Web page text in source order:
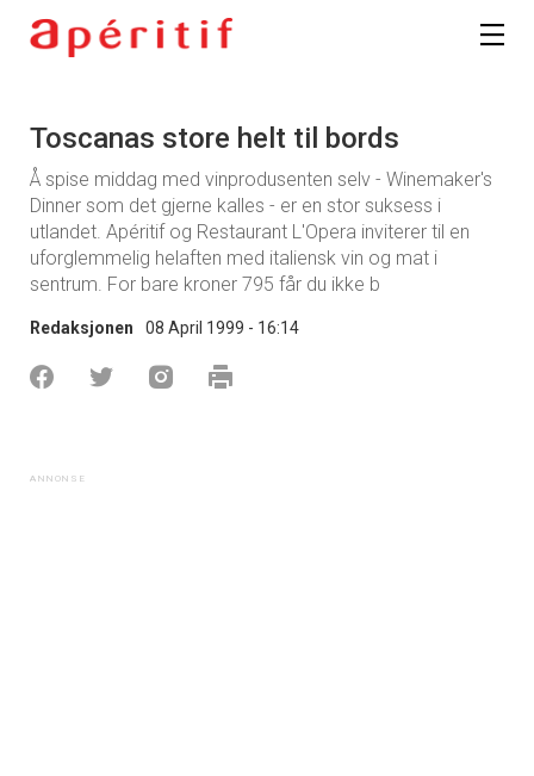
Toscanas store helt til bords
Å spise middag med vinprodusenten selv - Winemaker's
Dinner som det gjerne kalles - er en stor suksess i
utlandet. Apéritif og Restaurant L'Opera inviterer til en
uforglemmelig helaften med italiensk vin og mat i
sentrum. For bare kroner 795 får du ikke b
Redaksjonen 08 April 1999 - 16:14